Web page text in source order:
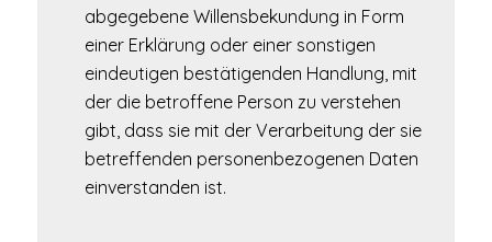
abgegebene Willensbekundung in Form
einer Erklärung oder einer sonstigen
eindeutigen bestätigenden Handlung, mit
der die betroffene Person zu verstehen
gibt, dass sie mit der Verarbeitung der sie
betreffenden personenbezogenen Daten
einverstanden ist.